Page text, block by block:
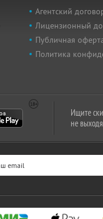
Агентский
Лицензионный
Публичная
Политика
Ищите
не